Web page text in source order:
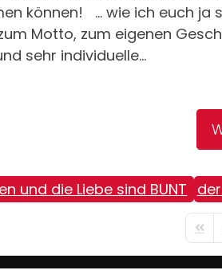
können! ... wie ich euch
Motto, zum eigenen
sehr individuelle...
und die Liebe sind BUNT
First